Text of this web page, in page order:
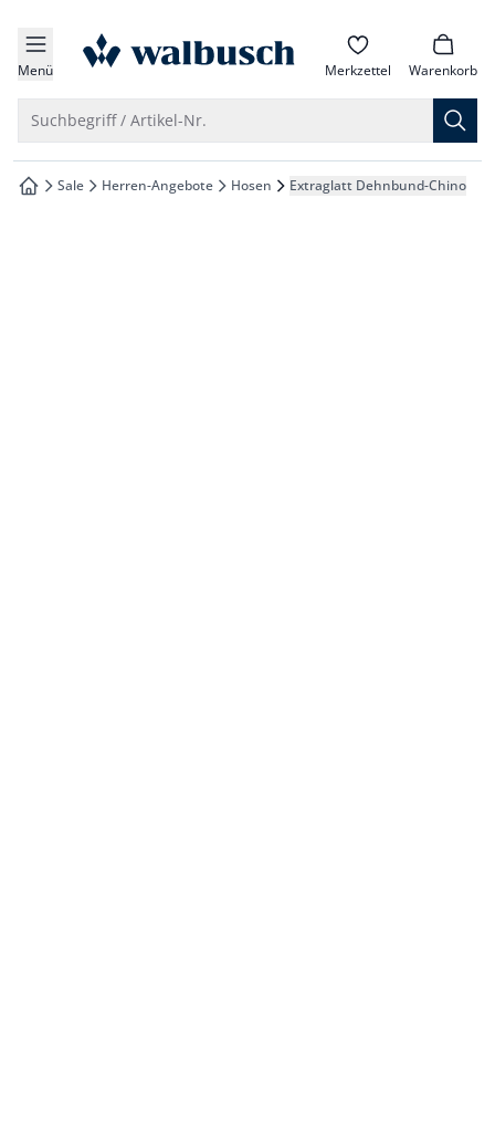
springen
springen
springen
springen
Menü zur Startseite Merkzettel Warenkorb
Suchbegriff / Artikel-Nr.
zur Startseite
Sale Herren-Angebote Hosen Extraglatt Dehnbund-Chino